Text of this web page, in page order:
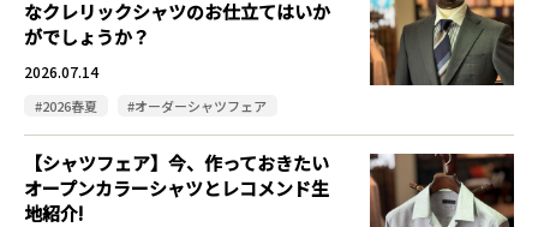
なクレリックシャツのお仕立てはいか
がでしょうか？
2026.07.14
#2026春夏 #オーダーシャツフェア
【シャツフェア】今、作っておきたい
オープンカラーシャツとレコメンド生
地紹介!